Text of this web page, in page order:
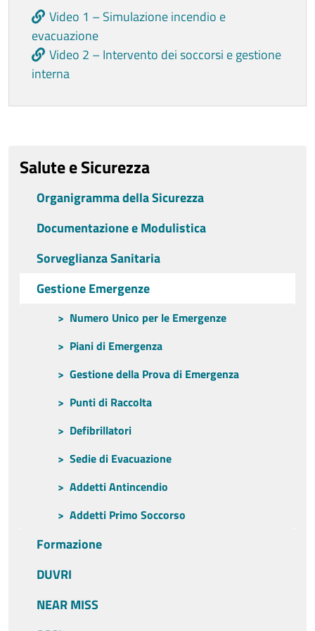
Video 1 – Simulazione incendio e
evacuazione
Video 2 – Intervento dei soccorsi e gestione
interna
Salute e Sicurezza
Organigramma della Sicurezza
Documentazione e Modulistica
Sorveglianza Sanitaria
Gestione Emergenze
Numero Unico per le Emergenze
Piani di Emergenza
Gestione della Prova di Emergenza
Punti di Raccolta
Defibrillatori
Sedie di Evacuazione
Addetti Antincendio
Addetti Primo Soccorso
Formazione
DUVRI
NEAR MISS